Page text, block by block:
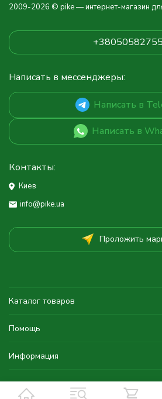
2009-2026 © pike — интернет-магазин
Написать в мессенджеры:
Написать в
Написать в
Контакты:
Киев
info@pike.ua
Проложить
Каталог товаров
Помощь
Информация